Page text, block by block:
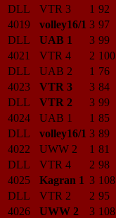
DLL
VTR 3 1 92
4019
volley16/1 3 97
DLL
UAB 1 3 99
4021
VTR 4 2 100
DLL
UAB 2 1 76
4023
VTR 3 3 84
DLL
VTR 2 3 99
4024
UAB 1 1 85
DLL
volley16/1 3 89
4022
UWW 2 1 81
DLL
VTR 4 2 98
4025
Kagran 1 3 108
DLL
VTR 2 2 95
4026
UWW 2 3 108